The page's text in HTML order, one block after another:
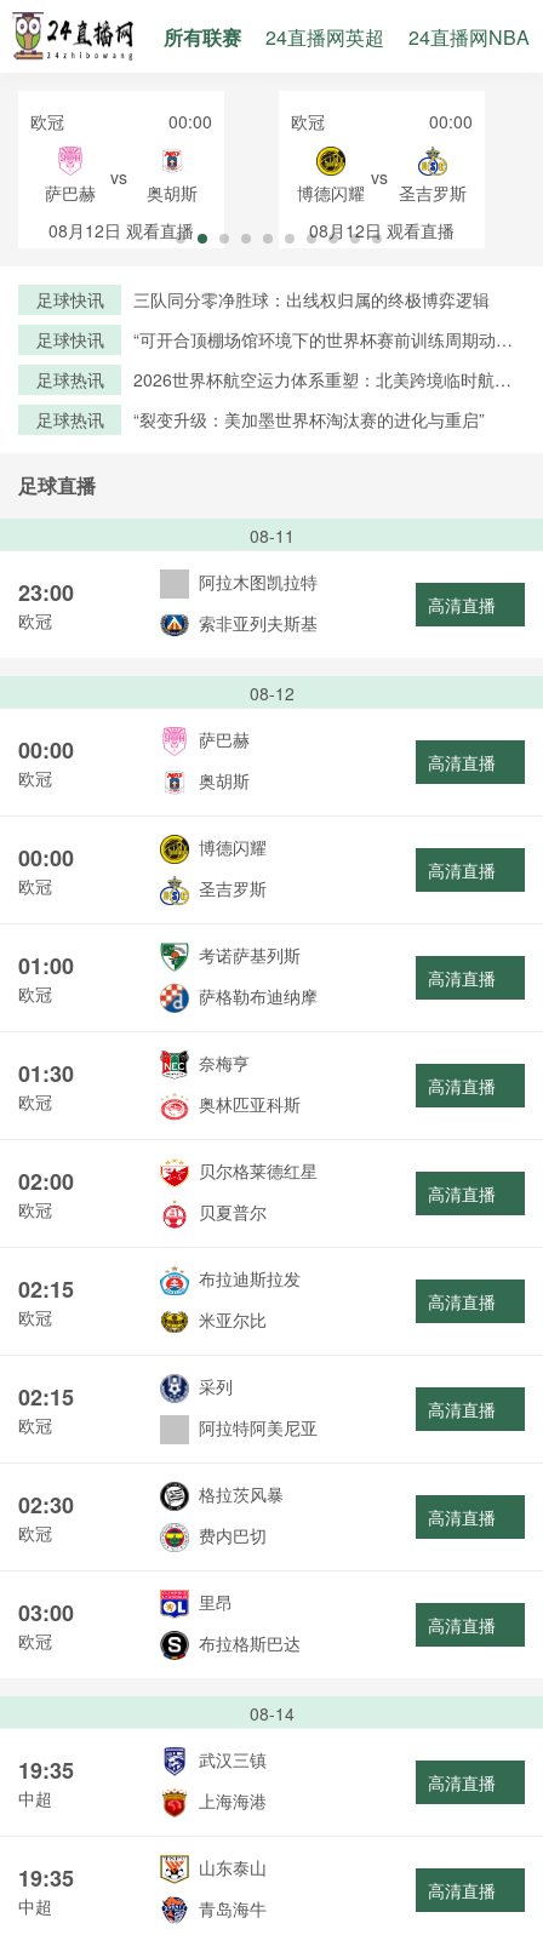
所有联赛 24直播网英超 24直播网NBA
欧冠 00:00
萨巴赫
vs
奥胡斯
08月12日 观看直播
欧冠 00:00
博德闪耀
vs
圣吉罗斯
08月12日 观看直播
足球快讯
三队同分零净胜球：出线权归属的终极博弈逻辑
足球快讯
“可开合顶棚场馆环境下的世界杯赛前训练周期动态
足球热讯
2026世界杯航空运力体系重塑：北美跨境临时航线
足球热讯 “裂变升级：美加墨世界杯淘汰赛的进化与重启”
足球直播
08-11
23:00
欧冠
阿拉木图凯拉特
索非亚列夫斯基
高清直播
08-12
00:00
欧冠
萨巴赫
奥胡斯
高清直播
00:00
欧冠
博德闪耀
圣吉罗斯
高清直播
01:00
欧冠
考诺萨基列斯
萨格勒布迪纳摩
高清直播
01:30
欧冠
奈梅亨
奥林匹亚科斯
高清直播
02:00
欧冠
贝尔格莱德红星
贝夏普尔
高清直播
02:15
欧冠
布拉迪斯拉发
米亚尔比
高清直播
02:15
欧冠
采列
阿拉特阿美尼亚
高清直播
02:30
欧冠
格拉茨风暴
费内巴切
高清直播
03:00
欧冠
里昂
布拉格斯巴达
高清直播
08-14
19:35
中超
武汉三镇
上海海港
高清直播
19:35
中超
山东泰山
青岛海牛
高清直播